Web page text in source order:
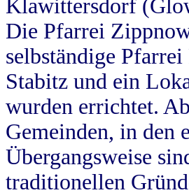
Klawittersdorf
Die Pfarrei
selbständige
Stabitz und ein
wurden errichtet.
Gemeinden, in den
Übergangsweise
traditionellen